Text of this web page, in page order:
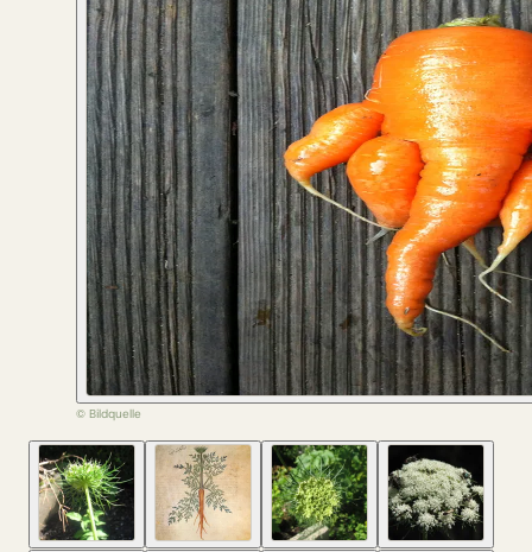
© Bildquelle